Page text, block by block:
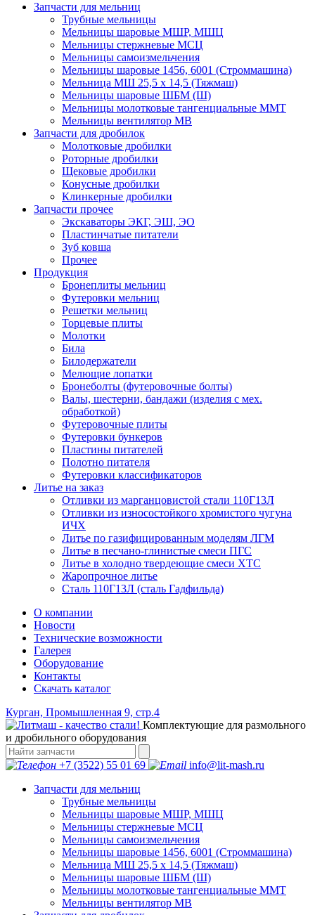
Запчасти для мельниц
Трубные мельницы
Мельницы шаровые МШР, МШЦ
Мельницы стержневые МСЦ
Мельницы самоизмельчения
Мельницы шаровые 1456, 6001 (Строммашина)
Мельница МШ 25,5 х 14,5 (Тяжмаш)
Мельницы шаровые ШБМ (Ш)
Мельницы молотковые тангенциальные ММТ
Мельницы вентилятор МВ
Запчасти для дробилок
Молотковые дробилки
Роторные дробилки
Щековые дробилки
Конусные дробилки
Клинкерные дробилки
Запчасти прочее
Экскаваторы ЭКГ, ЭШ, ЭО
Пластинчатые питатели
Зуб ковша
Прочее
Продукция
Бронеплиты мельниц
Футеровки мельниц
Решетки мельниц
Торцевые плиты
Молотки
Била
Билодержатели
Мелющие лопатки
Бронеболты (футеровочные болты)
Валы, шестерни, бандажи (изделия с мех.
обработкой)
Футеровочные плиты
Футеровки бункеров
Пластины питателей
Полотно питателя
Футеровки классификаторов
Литье на заказ
Отливки из марганцовистой стали 110Г13Л
Отливки из износостойкого хромистого чугуна
ИЧХ
Литье по газифицированным моделям ЛГМ
Литье в песчано-глинистые смеси ПГС
Литье в холодно твердеющие смеси ХТС
Жаропрочное литье
Сталь 110Г13Л (сталь Гадфильда)
О компании
Новости
Технические возможности
Галерея
Оборудование
Контакты
Скачать каталог
Курган, Промышленная 9, стр.4
Комплектующие для размольного
и дробильного оборудования
+7 (3522) 55 01 69
info@lit-mash.ru
Запчасти для мельниц
Трубные мельницы
Мельницы шаровые МШР, МШЦ
Мельницы стержневые МСЦ
Мельницы самоизмельчения
Мельницы шаровые 1456, 6001 (Строммашина)
Мельница МШ 25,5 х 14,5 (Тяжмаш)
Мельницы шаровые ШБМ (Ш)
Мельницы молотковые тангенциальные ММТ
Мельницы вентилятор МВ